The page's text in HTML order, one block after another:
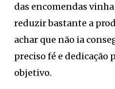
das encomendas
reduzir bastante a
achar que não ia
preciso fé e dedicação
objetivo.